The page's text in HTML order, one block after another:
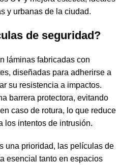
y urbanas de la ciudad.
de seguridad?
láminas fabricadas con
diseñadas para adherirse a
su resistencia a impactos.
barrera protectora, evitando
caso de rotura, lo que reduce
los intentos de intrusión.
una prioridad, las películas de
esencial tanto en espacios